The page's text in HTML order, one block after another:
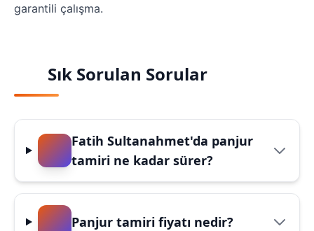
garantili çalışma.
Sık Sorulan Sorular
Fatih Sultanahmet'da panjur
tamiri ne kadar sürer?
Panjur tamiri fiyatı nedir?